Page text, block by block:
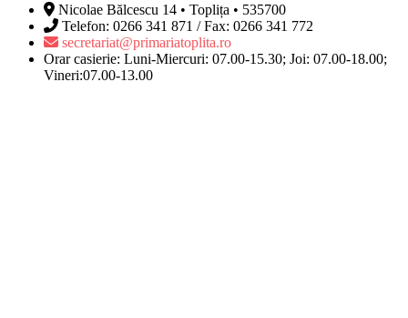
Nicolae Bălcescu 14 • Toplița • 535700
Telefon: 0266 341 871 / Fax: 0266 341 772
secretariat@primariatoplita.ro
Orar casierie: Luni-Miercuri: 07.00-15.30; Joi: 07.00-18.00;
Vineri:07.00-13.00